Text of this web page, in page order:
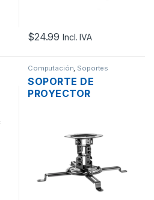
$24.99 Incl. IVA
Computación, Soportes
SOPORTE DE
PROYECTOR